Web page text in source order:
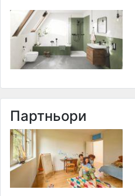
Партньори